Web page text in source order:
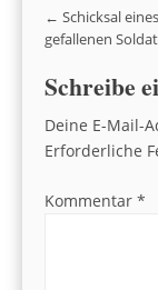
Post
← Schicksal
gefallenen
Schreibe
Deine E-Mail-
Erforderliche
Kommentar *